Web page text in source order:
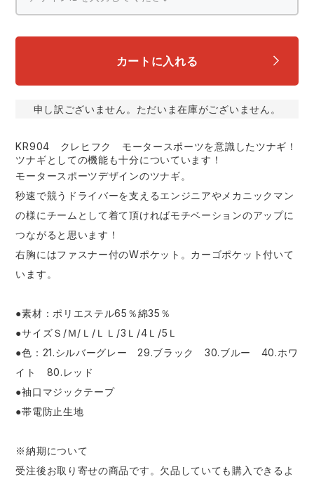
カートに入れる
申し訳ございません。ただいま在庫がございません。
KR904 クレヒフク モータースポーツを意識したツナギ！
ツナギとしての機能も十分についています！
モータースポーツデザインのツナギ。
秒速で競うドライバーを支えるエンジニアやメカニックマン
の様にチームとして着て頂ければモチベーションのアップに
つながると思います！
右胸にはファスナー付のWポケット。カーゴポケット付いて
います。
●素材：ポリエステル65％綿35％
●サイズＳ/Ｍ/Ｌ/ＬＬ/3Ｌ/4Ｌ/5Ｌ
●色：21.シルバーグレー 29.ブラック 30.ブルー 40.ホワ
イト 80.レッド
●袖口マジックテープ
●帯電防止生地
※納期について
受注後お取り寄せの商品です。欠品していても購入できるよ